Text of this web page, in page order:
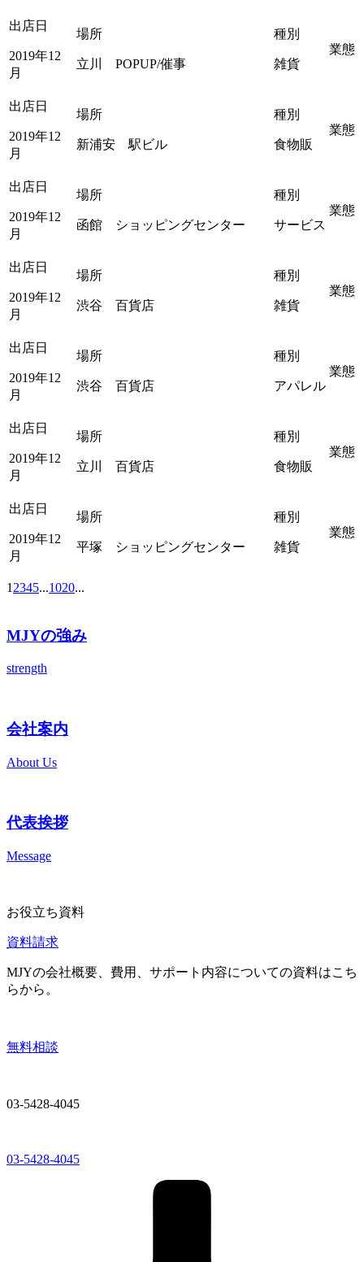
出店日
2019年12
月
場所
立川 POPUP/催事
種別
雑貨
業態
出店日
2019年12
月
場所
新浦安 駅ビル
種別
食物販
業態
出店日
2019年12
月
場所
函館 ショッピングセンター
種別
サービス
業態
出店日
2019年12
月
場所
渋谷 百貨店
種別
雑貨
業態
出店日
2019年12
月
場所
渋谷 百貨店
種別
アパレル
業態
出店日
2019年12
月
場所
立川 百貨店
種別
食物販
業態
出店日
2019年12
月
場所
平塚 ショッピングセンター
種別
雑貨
業態
1 2345...1020...
MJYの強み
strength
会社案内
About Us
代表挨拶
Message
お役立ち資料
資料請求
MJYの会社概要、費用、サポート内容についての資料はこち
らから。
無料相談
03-5428-4045
03-5428-4045